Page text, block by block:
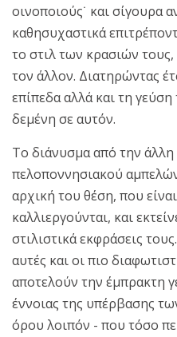
οινοποιούς˙ και σίγουρα
καθησυχαστικά
το στιλ των κρασιών
τον άλλον. Διατηρώντας
επίπεδα αλλά και τη
δεμένη σε αυτόν.
Το διάνυσμα από την άλλη
πελοποννησιακού
αρχική του θέση, που
καλλιεργούνται, και
στιλιστικά εκφράσεις
αυτές και οι πιο
αποτελούν την έμπρακτη
έννοιας της υπέρβασης
όρου λοιπόν - που τόσο